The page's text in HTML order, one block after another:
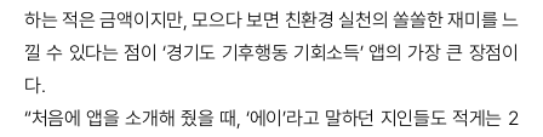
하는 적은 금액이지만, 모으다 보면 친환경 실천의 쏠쏠한 재미를 느
낄 수 있다는 점이 ‘경기도 기후행동 기회소득’ 앱의 가장 큰 장점이
다.
“처음에 앱을 소개해 줬을 때, ‘에이’라고 말하던 지인들도 적게는 2